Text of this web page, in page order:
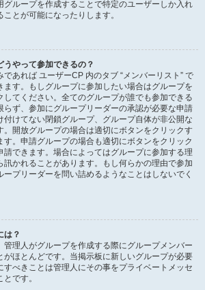
グループを作成することで特定のユーザーしか入れ
とが可能になったりします。
うやって参加できるの？
あれば ユーザーCP 内のタブ “メンバーリスト” で
ます。もしグループに参加したい場合はグループを
してください。全てのグループが誰でも参加できる
らず、参加にグループリーダーの承認が必要な申請
付けてない閉鎖グループ、グループ自体が非公開な
。開放グループの場合は適切にボタンをクリックす
。申請グループの場合も適切にボタンをクリック
請できます。場合によってはグループに参加する理
訊かれることがあります。もし何らかの理由で参加
プリーダーを問い詰めるようなことはしないでく
は？
管理人がグループを作成する際にグループメンバー
がほとんどです。当掲示板に新しいグループが必要
すべきことは管理人にその事をプライベートメッセ
です。